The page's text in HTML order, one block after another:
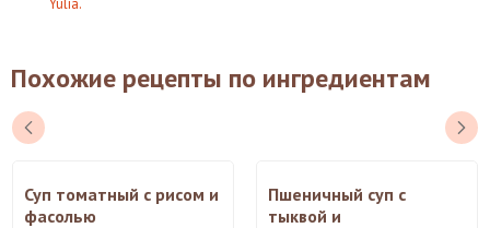
Yulia.
Похожие рецепты по ингредиентам
Суп томатный с рисом и
фасолью
Пшеничный суп с
тыквой и